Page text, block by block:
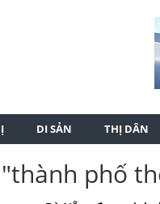
DI SẢN THỊ DÂN
phố